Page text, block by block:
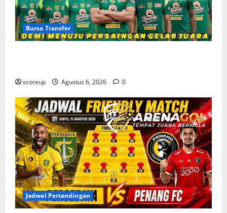
Bursa Transfer
scoreup Agustus 6, 2026 0
Jadwal Pertandingan